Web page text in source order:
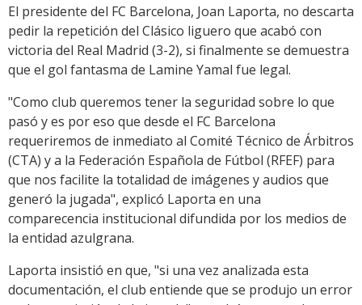
Link
El presidente del FC Barcelona, Joan Laporta, no descarta
pedir la repetición del Clásico liguero que acabó con
victoria del Real Madrid (3-2), si finalmente se demuestra
que el gol fantasma de Lamine Yamal fue legal.
"Como club queremos tener la seguridad sobre lo que
pasó y es por eso que desde el FC Barcelona
requeriremos de inmediato al Comité Técnico de Árbitros
(CTA) y a la Federación Española de Fútbol (RFEF) para
que nos facilite la totalidad de imágenes y audios que
generó la jugada", explicó Laporta en una
comparecencia institucional difundida por los medios de
la entidad azulgrana.
Laporta insistió en que, "si una vez analizada esta
documentación, el club entiende que se produjo un error